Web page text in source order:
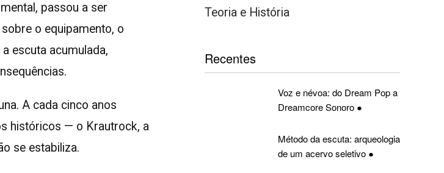
passou a ser
o equipamento, o
escuta acumulada,
A cada cinco anos
históricos — o Krautrock, a
se estabiliza.
Teoria e História
Recentes
Voz e névoa: do Dream Pop a
Dreamcore Sonoro ●
Método da escuta: arqueologia
de um acervo seletivo ●